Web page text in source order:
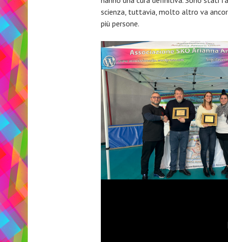
scienza, tuttavia, molto altro va
più persone.